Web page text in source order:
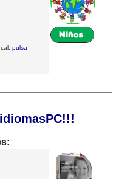
pulsa
idiomasPC!!!